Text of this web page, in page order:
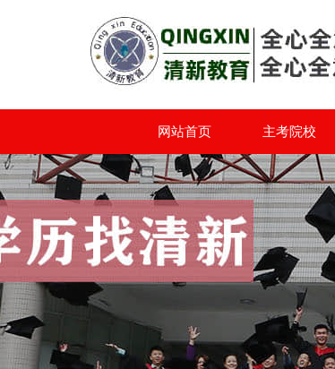
网站首页 主考院校